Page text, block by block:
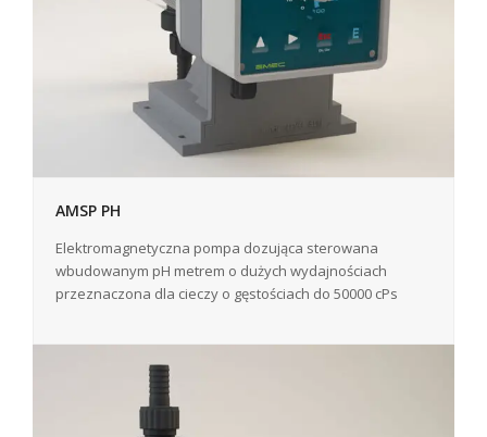
AMSP PH
Elektromagnetyczna pompa dozująca sterowana
wbudowanym pH metrem o dużych wydajnościach
przeznaczona dla cieczy o gęstościach do 50000 cPs